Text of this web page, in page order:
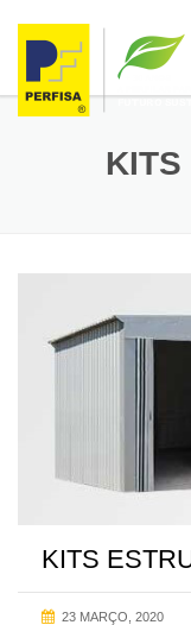
KITS
KITS
23 MARÇO, 2020